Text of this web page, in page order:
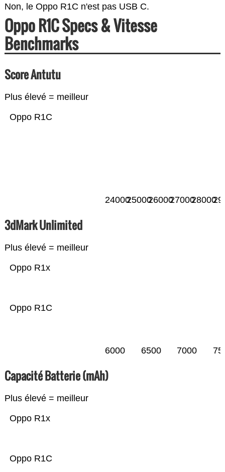
Non, le Oppo R1C n'est pas USB C.
Oppo R1C Specs & Vitesse
Benchmarks
Score Antutu
Plus élevé = meilleur
Oppo R1C
2400025000260002700028000
3dMark Unlimited
Plus élevé = meilleur
Oppo R1C
Oppo R1x
6000 6500 7000
Capacité Batterie (mAh)
Plus élevé = meilleur
Oppo R1C
Oppo R1x